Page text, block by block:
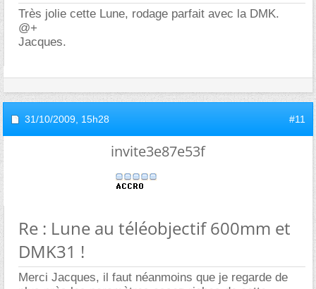
Très jolie cette Lune, rodage parfait avec la DMK.
@+
Jacques.
31/10/2009, 15h28 #11
invite3e87e53f
Re : Lune au téléobjectif 600mm et
DMK31 !
Merci Jacques, il faut néanmoins que je regarde de